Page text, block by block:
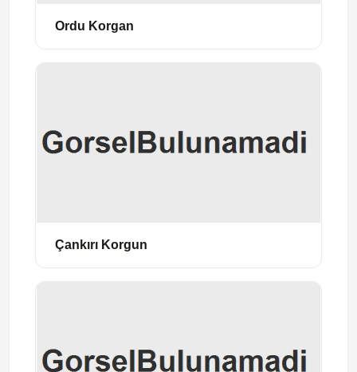
Ordu Korgan
Çankırı Korgun